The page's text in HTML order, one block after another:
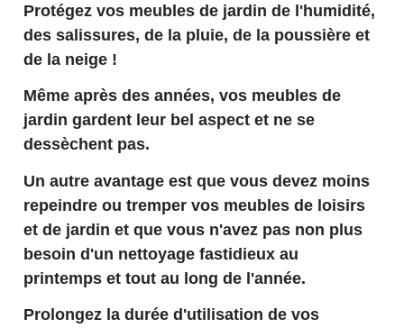
Protégez vos meubles de jardin de l'humidité,
des salissures, de la pluie, de la poussière et
de la neige !
Même après des années, vos meubles de
jardin gardent leur bel aspect et ne se
dessèchent pas.
Un autre avantage est que vous devez moins
repeindre ou tremper vos meubles de loisirs
et de jardin et que vous n'avez pas non plus
besoin d'un nettoyage fastidieux au
printemps et tout au long de l'année.
Prolongez la durée d'utilisation de vos